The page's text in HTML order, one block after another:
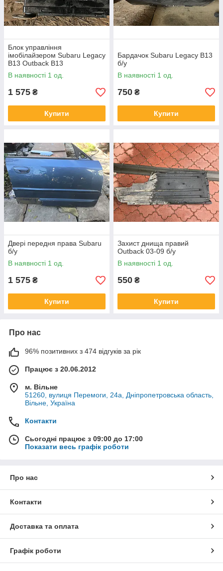
Блок управління
імобілайзером Subaru Legacy
B13 Outback B13
В наявності 1 од.
1 575 ₴
Купити
Бардачок Subaru Legacy B13
б/у
В наявності 1 од.
750 ₴
Купити
Двері передня права Subaru
б/у
В наявності 1 од.
1 575 ₴
Купити
Захист днища правий
Outback 03-09 б/у
В наявності 1 од.
550 ₴
Купити
Про нас
96% позитивних з 474 відгуків за рік
Працює з 20.06.2012
м. Вільне
51260, вулиця Перемоги, 24а, Дніпропетровська область,
Вільне, Україна
Контакти
Сьогодні працює з 09:00 до 17:00
Показати весь графік роботи
Про нас
Контакти
Доставка та оплата
Графік роботи